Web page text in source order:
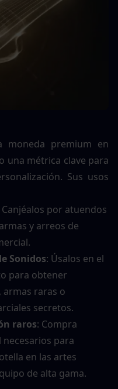
moneda premium en
una métrica clave para
Sus usos
Canjéalos por atuendos
y arreos de
Sonidos: Úsalos en el
para obtener
raras o
secretos.
raros: Compra
para
en las artes
de alta gama.